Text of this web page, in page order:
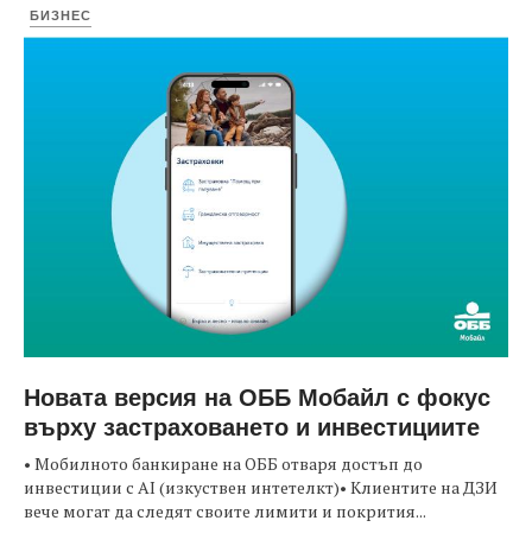
БИЗНЕС
Новата версия на ОББ Мобайл с фокус
върху застраховането и инвестициите
• Мобилното банкиране на ОББ отваря достъп до
инвестиции с AI (изкуствен интетелкт)• Клиентите на ДЗИ
вече могат да следят своите лимити и покрития...